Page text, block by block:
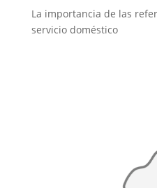
La importancia de las
servicio doméstico